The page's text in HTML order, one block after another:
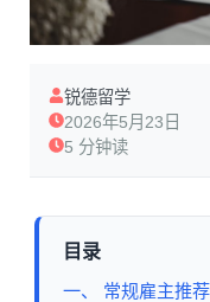
锐德留学
2026年5月23日
5 分钟读
目录
一、 常规雇主推